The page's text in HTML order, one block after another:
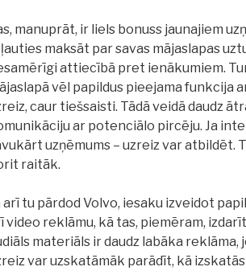
manuprāt, ir liels bonuss jaunajiem
maksāt par savas mājaslapas
attiecībā pret ienākumiem.
vēl papildus pieejama funkcija
caur tiešsaisti. Tādā veidā daudz
ar potenciālo pircēju. Ja
uzņēmums – uzreiz var atbildēt.
raitāk.
arī tu pārdod Volvo, iesaku izveidot
video reklāmu, kā tas, piemēram,
materiāls ir daudz labāka
var uzskatāmāk parādīt, kā